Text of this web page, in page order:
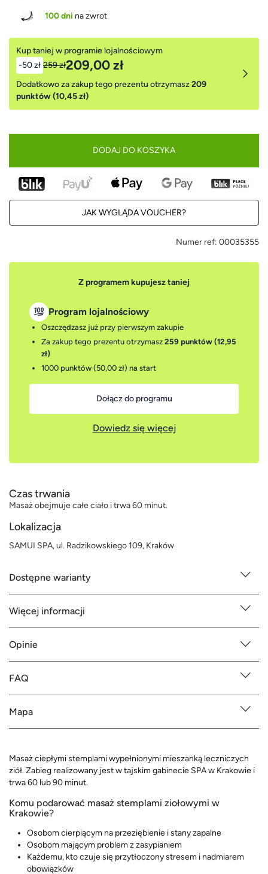
100 dni na zwrot
Kup taniej w programie lojalnościowym
-50 zł 259 zł209,00 zł
Dodatkowo za zakup tego prezentu otrzymasz209
punktów (10,45 zł)
DODAJ DO KOSZYKA
JAK WYGLĄDA VOUCHER?
Numer ref: 00035355
Z programem kupujesz taniej
Program lojalnościowy
Oszczędzasz już przy pierwszym zakupie
Za zakup tego prezentu otrzymasz 259 punktów (12,95
zł)
1000 punktów (50,00 zł) na start
Dołącz do programu
Dowiedz się więcej
Czas trwania
Masaż obejmuje całe ciało i trwa 60 minut.
Lokalizacja
SAMUI SPA, ul. Radzikowskiego 109, Kraków
Dostępne warianty
Więcej informacji
Opinie
FAQ
Mapa
Masaż ciepłymi stemplami wypełnionymi mieszanką leczniczych
ziół. Zabieg realizowany jest w tajskim gabinecie SPA w Krakowie i
trwa 60 lub 90 minut.
Komu podarować masaż stemplami ziołowymi w
Krakowie?
Osobom cierpiącym na przeziębienie i stany zapalne
Osobom mającym problem z zasypianiem
Każdemu, kto czuje się przytłoczony stresem i nadmiarem
obowiązków